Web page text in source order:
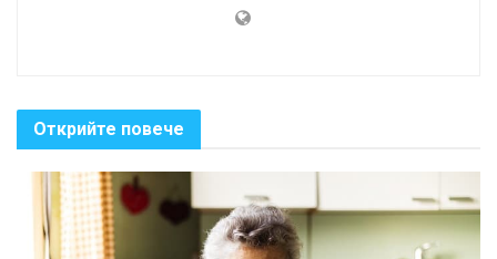
Открийте повече